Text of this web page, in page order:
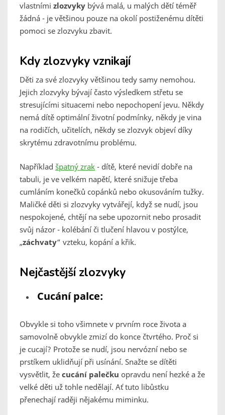
vlastními zlozvyky bývá malá, u malých dětí téměř
žádná - je většinou pouze na okolí postiženému dítěti
pomoci se zlozvyku zbavit.
Kdy zlozvyky vznikají
Děti za své zlozvyky většinou tedy samy nemohou.
Jejich zlozvyky bývají často výsledkem střetu se
stresujícími situacemi nebo nepochopení jevu. Někdy
nemá dítě optimální životní podmínky, někdy je vina
na rodičích, učitelích, někdy se zlozvyk objeví díky
skrytému zdravotnímu problému.
Například špatný zrak - dítě, které nevidí dobře na
tabuli, je ve velkém napětí, které snižuje třeba
cumláním konečků copánků nebo okusováním tužky.
Maličké děti si zlozvyky vytvářejí, když se nudí, jsou
nespokojené, chtějí na sebe upozornit nebo prosadit
svůj názor - kolébání či tlučení hlavou v postýlce,
„záchvaty“ vzteku, kopání a křik.
Nejčastější zlozvyky
Cucání palce:
Obvykle si toho všimnete v prvním roce života a
samovolně obvykle zmizí do konce čtvrtého. Proč si
je cucají? Protože se nudí, jsou nervózní nebo se
prstíkem uklidňují při usínání. Snažte se dítěti
vysvětlit, že cucání palečku opravdu není hezké a že
velké děti už tohle nedělají. Ať tuto libůstku
přenechají raději nějakému miminku.